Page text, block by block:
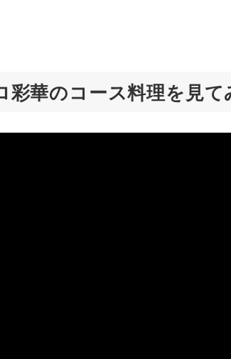
華のコース料理を見て